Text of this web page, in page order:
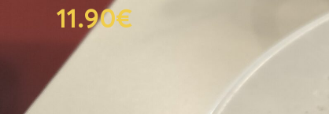
11.90€